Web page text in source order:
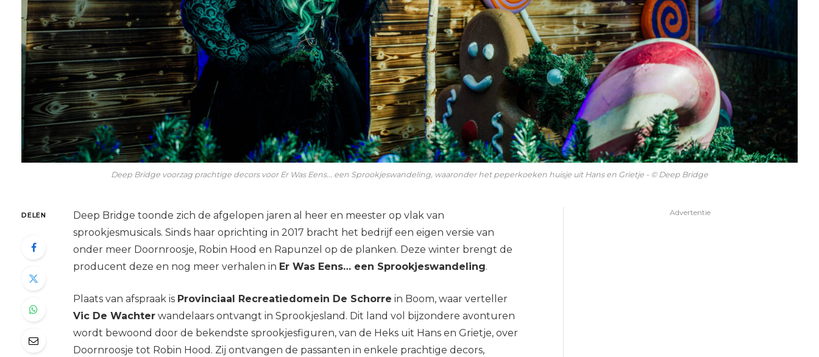
Deep Bridge voorzag prachtige decors voor Er Was Eens... een Sprookjeswandeling, waaronder het peperkoeken huisje uit Hans en Grietje - © Deep Bridge
DELEN
Deep Bridge toonde zich de afgelopen jaren al heer en meester op vlak van
sprookjesmusicals. Sinds haar oprichting in 2017 bracht het bedrijf een eigen versie van
onder meer Doornroosje, Robin Hood en Rapunzel op de planken. Deze winter brengt de
producent deze en nog meer verhalen in Er Was Eens… een Sprookjeswandeling.
Plaats van afspraak is Provinciaal Recreatiedomein De Schorre in Boom, waar verteller
Vic De Wachterwandelaars ontvangt in Sprookjesland. Dit land vol bijzondere avonturen
wordt bewoond door de bekendste sprookjesfiguren, van de Heks uit Hans en Grietje, over
Doornroosje tot Robin Hood. Zij ontvangen de passanten in enkele prachtige decors,
Advertentie